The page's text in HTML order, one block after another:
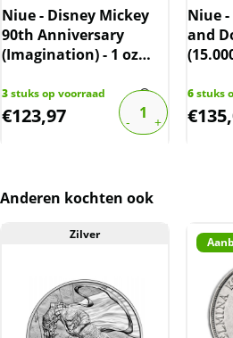
verhandeld. Dit houdt in dat
over de marge die wij behalen
De btw mag hierdoor door ons
website is inclusief btw.
Niue - Disney Mickey
90th Anniversary
(Imagination) - 1 oz
3stuks op voorraad
€123,97
Niue
and
6stuks
€
Anderen kochten ook
Zilver